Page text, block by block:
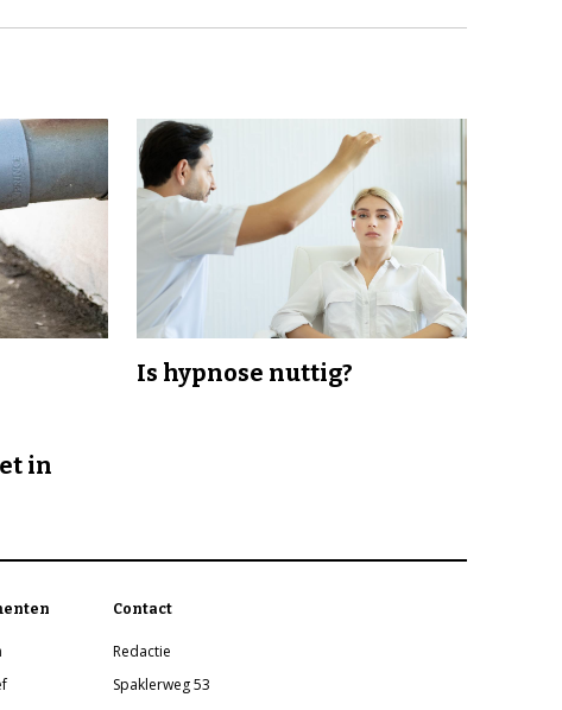
in
Is hypnose nuttig?
Contact
Redactie
Spaklerweg 53